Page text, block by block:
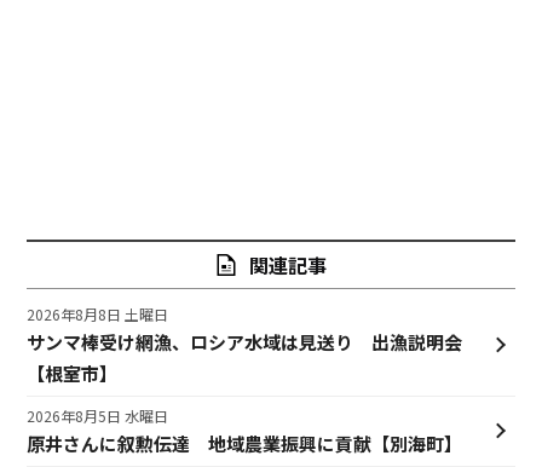
関連記事
サンマ棒受け網漁、ロシア水域は見送り 出漁説明会
【根室市】
2026年8月8日 土曜日
原井さんに叙勲伝達 地域農業振興に貢献【別海町】
2026年8月5日 水曜日